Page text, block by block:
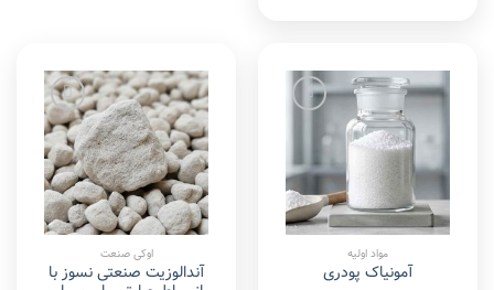
wishlist
مواد اولیه
آمونیاک پودری
Add to
wishlist
اوکی صنعت
آندالوزیت صنعتی نسوز با